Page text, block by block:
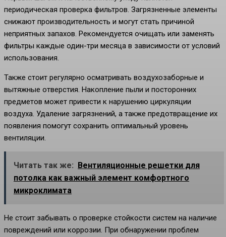
периодическая проверка фильтров. Загрязненные элементы
снижают производительность и могут стать причиной
неприятных запахов. Рекомендуется очищать или заменять
фильтры каждые один-три месяца в зависимости от условий
использования.
Также стоит регулярно осматривать воздухозаборные и
вытяжные отверстия. Накопление пыли и посторонних
предметов может привести к нарушению циркуляции
воздуха. Удаление загрязнений, а также предотвращение их
появления помогут сохранить оптимальный уровень
вентиляции.
Читать так же:
Вентиляционные решетки для
потолка как важный элемент комфортного
микроклимата
Не стоит забывать о проверке стойкости систем на наличие
повреждений или коррозии. При обнаружении проблем